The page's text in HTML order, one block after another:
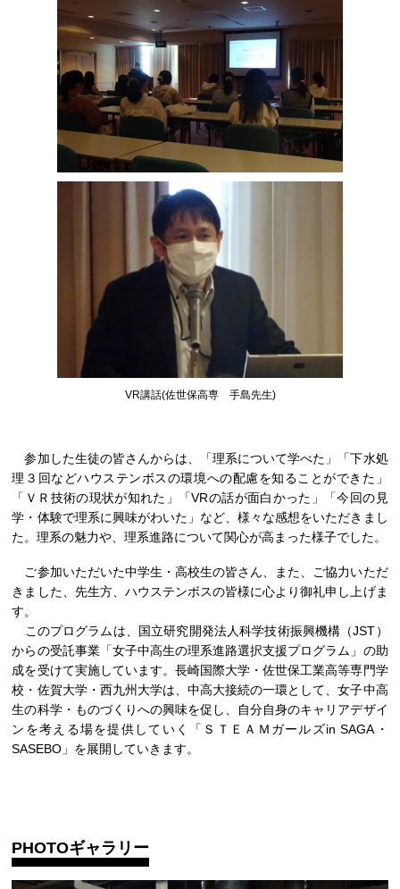
VR講話(佐世保高専 手島先生)
参加した生徒の皆さんからは、「理系について学べた」「下水処
理３回などハウステンボスの環境への配慮を知ることができた」
「ＶＲ技術の現状が知れた」「VRの話が面白かった」「今回の見
学・体験で理系に興味がわいた」など、様々な感想をいただきまし
た。理系の魅力や、理系進路について関心が高まった様子でした。
ご参加いただいた中学生・高校生の皆さん、また、ご協力いただ
きました、先生方、ハウステンボスの皆様に心より御礼申し上げま
す。
このプログラムは、国立研究開発法人科学技術振興機構（JST）
からの受託事業「女子中高生の理系進路選択支援プログラム」の助
成を受けて実施しています。長崎国際大学・佐世保工業高等専門学
校・佐賀大学・西九州大学は、中高大接続の一環として、女子中高
生の科学・ものづくりへの興味を促し、自分自身のキャリアデザイ
ンを考える場を提供していく「ＳＴＥＡＭガールズin SAGA・
SASEBO」を展開していきます。
PHOTOギャラリー